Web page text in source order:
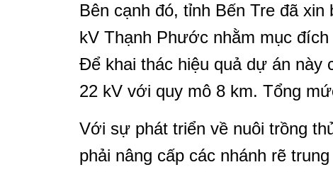
Bên cạnh đó, tỉnh Bến Tre đã
kV Thạnh Phước nhằm mục
Để khai thác hiệu quả dự án này
22 kV với quy mô 8 km. Tổng
Với sự phát triển về nuôi trồng
phải nâng cấp các nhánh rẽ